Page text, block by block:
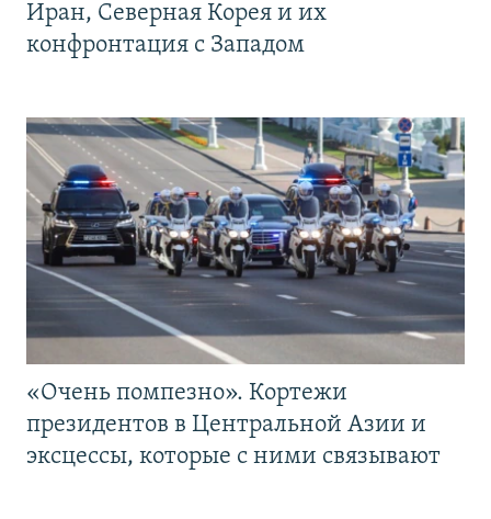
Иран, Северная Корея и их
конфронтация с Западом
«Очень помпезно». Кортежи
президентов в Центральной Азии и
эксцессы, которые с ними связывают